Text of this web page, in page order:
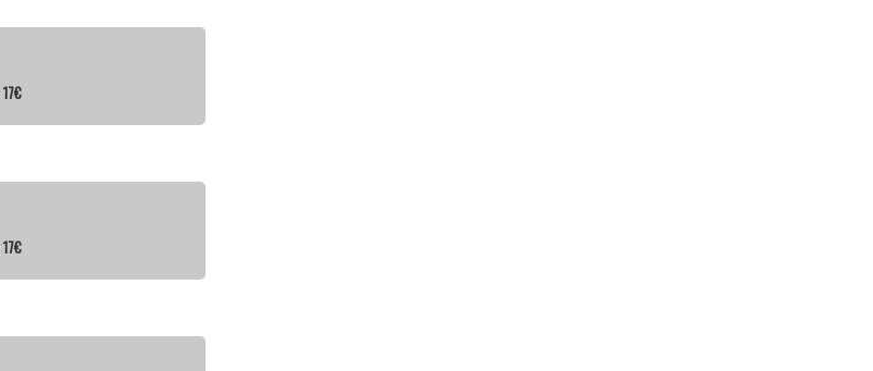
17€
17€